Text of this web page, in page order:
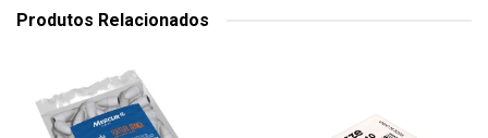
Produtos Relacionados